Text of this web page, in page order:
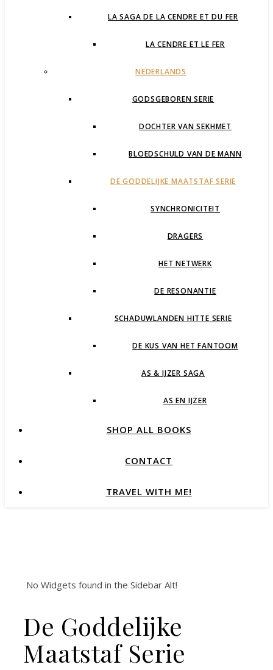
LA SAGA DE LA CENDRE ET DU FER
LA CENDRE ET LE FER
NEDERLANDS
GODSGEBOREN SERIE
DOCHTER VAN SEKHMET
BLOEDSCHULD VAN DE MANN
DE GODDELIJKE MAATSTAF SERIE
SYNCHRONICITEIT
DRAGERS
HET NETWERK
DE RESONANTIE
SCHADUWLANDEN HITTE SERIE
DE KUS VAN HET FANTOOM
AS & IJZER SAGA
AS EN IJZER
SHOP ALL BOOKS
CONTACT
TRAVEL WITH ME!
No Widgets found in the Sidebar Alt!
De Goddelijke
Maatstaf Serie